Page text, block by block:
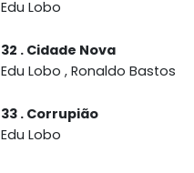
Edu Lobo
32 . Cidade Nova
Edu Lobo , Ronaldo Bastos
33 . Corrupião
Edu Lobo